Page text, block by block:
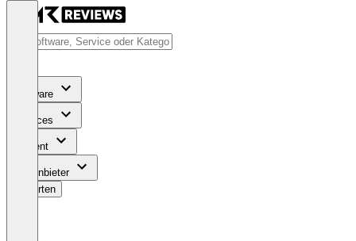
Software
Services
Content
Für Anbieter
Bewerten